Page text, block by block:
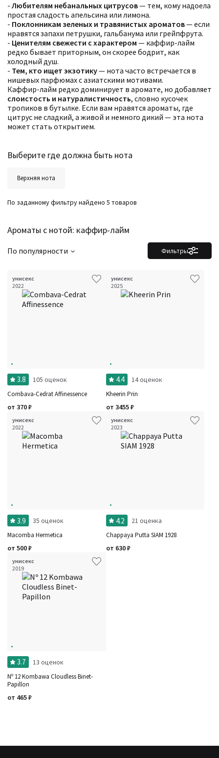
- Любителям небанальных цитрусов— тем, кому надоела
простая сладость апельсина или лимона.
- Поклонникам зеленых и травянистых ароматов— если
нравятся запахи петрушки, гальбанума или грейпфрута.
- Ценителям свежести с характером — каффир-лайм
редко бывает приторным, он скорее бодрит, как
холодный душ.
- Тем, кто ищет экзотику— нота часто встречается в
нишевых парфюмах с азиатскими мотивами.
Каффир-лайм редко доминирует в аромате, но добавляет
слоистость и натуралистичность, словно кусочек
тропиков в бутылке. Если вам нравятся ароматы, где
цитрус не сладкий, а живой и немного дикий — эта нота
может стать открытием.
Выберите где должна быть нота
Верхняя нота
Ароматы с нотой: каффир-лайм
По заданному фильтру найдено 5 товаров
Фильтры
По популярности
Фильтры Сбросить все
Для кого
Рейтинг
Количество оценок
Сбросить
Бренды
унисекс
2022
3.8 105 оценок
Combava-Cedrat Affinessence
от 370₽
унисекс
2025
4.4 14 оценок
Kheerin Prin
от 3455₽
унисекс
2022
3.9 35 оценок
Macomba Hermetica
от 500₽
унисекс
2023
4.2 21 оценка
Chappaya Putta SIAM 1928
от 630₽
унисекс
2019
3.7 13 оценок
Nº 12 Kombawa Cloudless Binet-
Papillon
от 465₽